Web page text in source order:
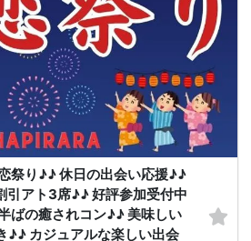
り♪♪ 休日の出会い応援♪♪
アト3席♪♪ 好評参加受付中
ばの癒されコン♪♪ 美味しい
♪♪ カジュアルな楽しい出会